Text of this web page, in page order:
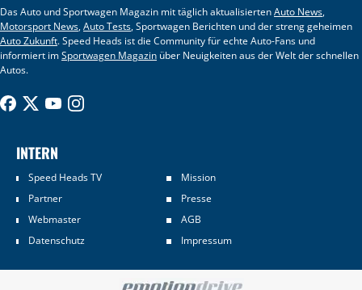
Das Auto und Sportwagen Magazin mit täglich aktualisiertenAuto News,
Motorsport News,Auto Tests, Sportwagen Berichten und der streng geheimen
Auto Zukunft. Speed Heads ist die Community für echte Auto-Fans und
informiert imSportwagen Magazin über Neuigkeiten aus der Welt der schnellen
Autos.
INTERN
Speed Heads TV
Mission
Partner
Presse
Webmaster
AGB
Datenschutz
Impressum